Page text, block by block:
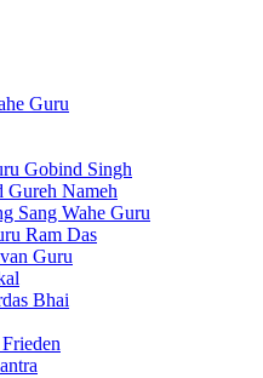
Guru
Gobind Singh
Gureh Nameh
Sang Wahe Guru
Ram Das
Guru
Bhai